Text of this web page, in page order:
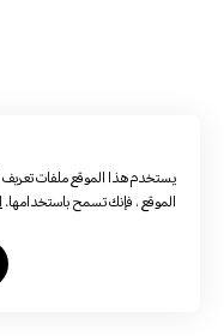
يستخدم هذا الموقع ملفات تعريف
الموقع ، فإنك تسمح باستخدامها.